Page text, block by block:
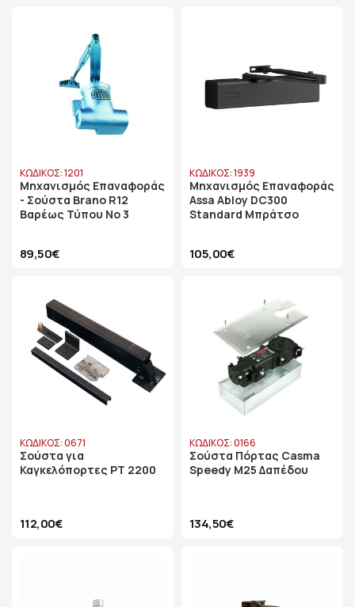
ΚΩΔΙΚΟΣ: 1201
Μηχανισμός Επαναφοράς
- Σούστα Brano R12
Βαρέως Τύπου Νο 3
89,50€
ΚΩΔΙΚΟΣ: 1939
Μηχανισμός Επαναφοράς
Assa Abloy DC300
Standard Μπράτσο
105,00€
ΚΩΔΙΚΟΣ: 0671
Σούστα για
Καγκελόπορτες PT 2200
112,00€
ΚΩΔΙΚΟΣ: 0166
Σούστα Πόρτας Casma
Speedy M25 Δαπέδου
134,50€